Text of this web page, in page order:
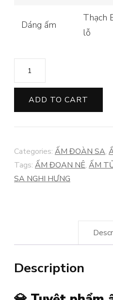
Dáng ấm
Thạch
lỗ
THẠCH
BIỀU
CAO
ĐOẠN
KIM
KÊ
quantity
ADD TO CART
Categories: ẤM ĐOÀN SA,
Tags: ẤM ĐOẠN NÊ, ẤM
SA NGHI HƯNG
Description